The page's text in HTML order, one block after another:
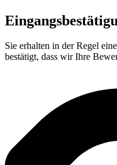
Sie erhalten in der Regel
bestätigt, dass wir Ihre